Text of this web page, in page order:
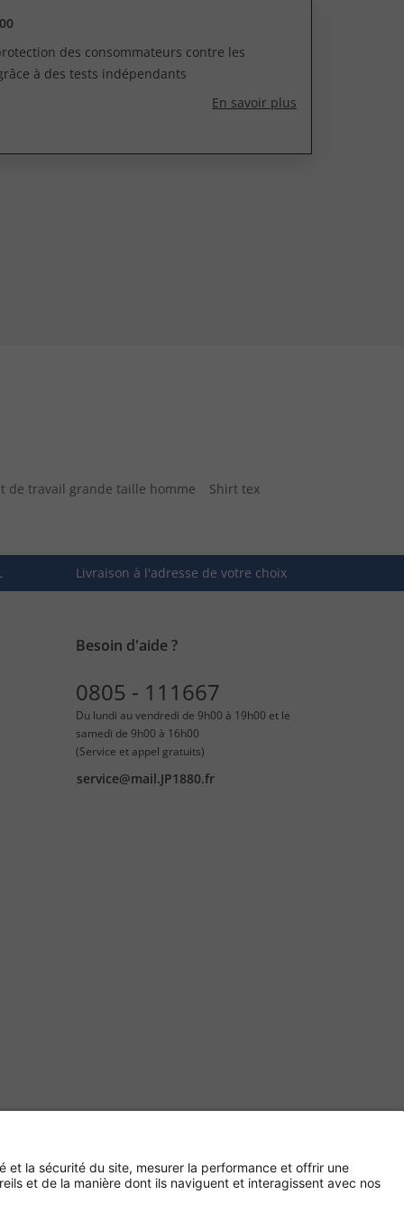
des consommateurs contre les
à des tests indépendants
En savoir plus
de travail grande taille homme Shirt tex
Livraison à l'adresse de votre choix
Besoin d'aide ?
0805 - 111667
Du lundi au vendredi de 9h00 à 19h00 et le
samedi de 9h00 à 16h00
(Service et appel gratuits)
service@mail.JP1880.fr